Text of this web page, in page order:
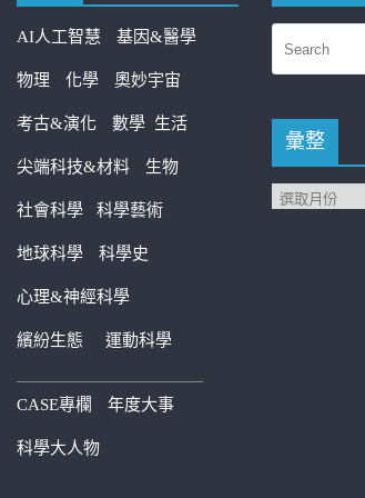
AI人工智慧 基因&醫學
物理 化學 奧妙宇宙
考古&演化 數學 生活
尖端科技&材料 生物
社會科學 科學藝術
地球科學 科學史
心理&神經科學
繽紛生態 運動科學
————————————
CASE專欄 年度大事
科學大人物
彙整